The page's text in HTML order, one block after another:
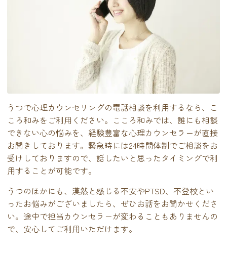
うつで心理カウンセリングの電話相談を利用するなら、こ
ころ和みをご利用ください。こころ和みでは、誰にも相談
できない心の悩みを、経験豊富な心理カウンセラーが直接
お聞きしております。緊急時には24時間体制でご相談をお
受けしておりますので、話したいと思ったタイミングで利
用することが可能です。
うつのほかにも、漠然と感じる不安やPTSD、不登校とい
ったお悩みがございましたら、ぜひお話をお聞かせくださ
い。途中で担当カウンセラーが変わることもありませんの
で、安心してご利用いただけます。